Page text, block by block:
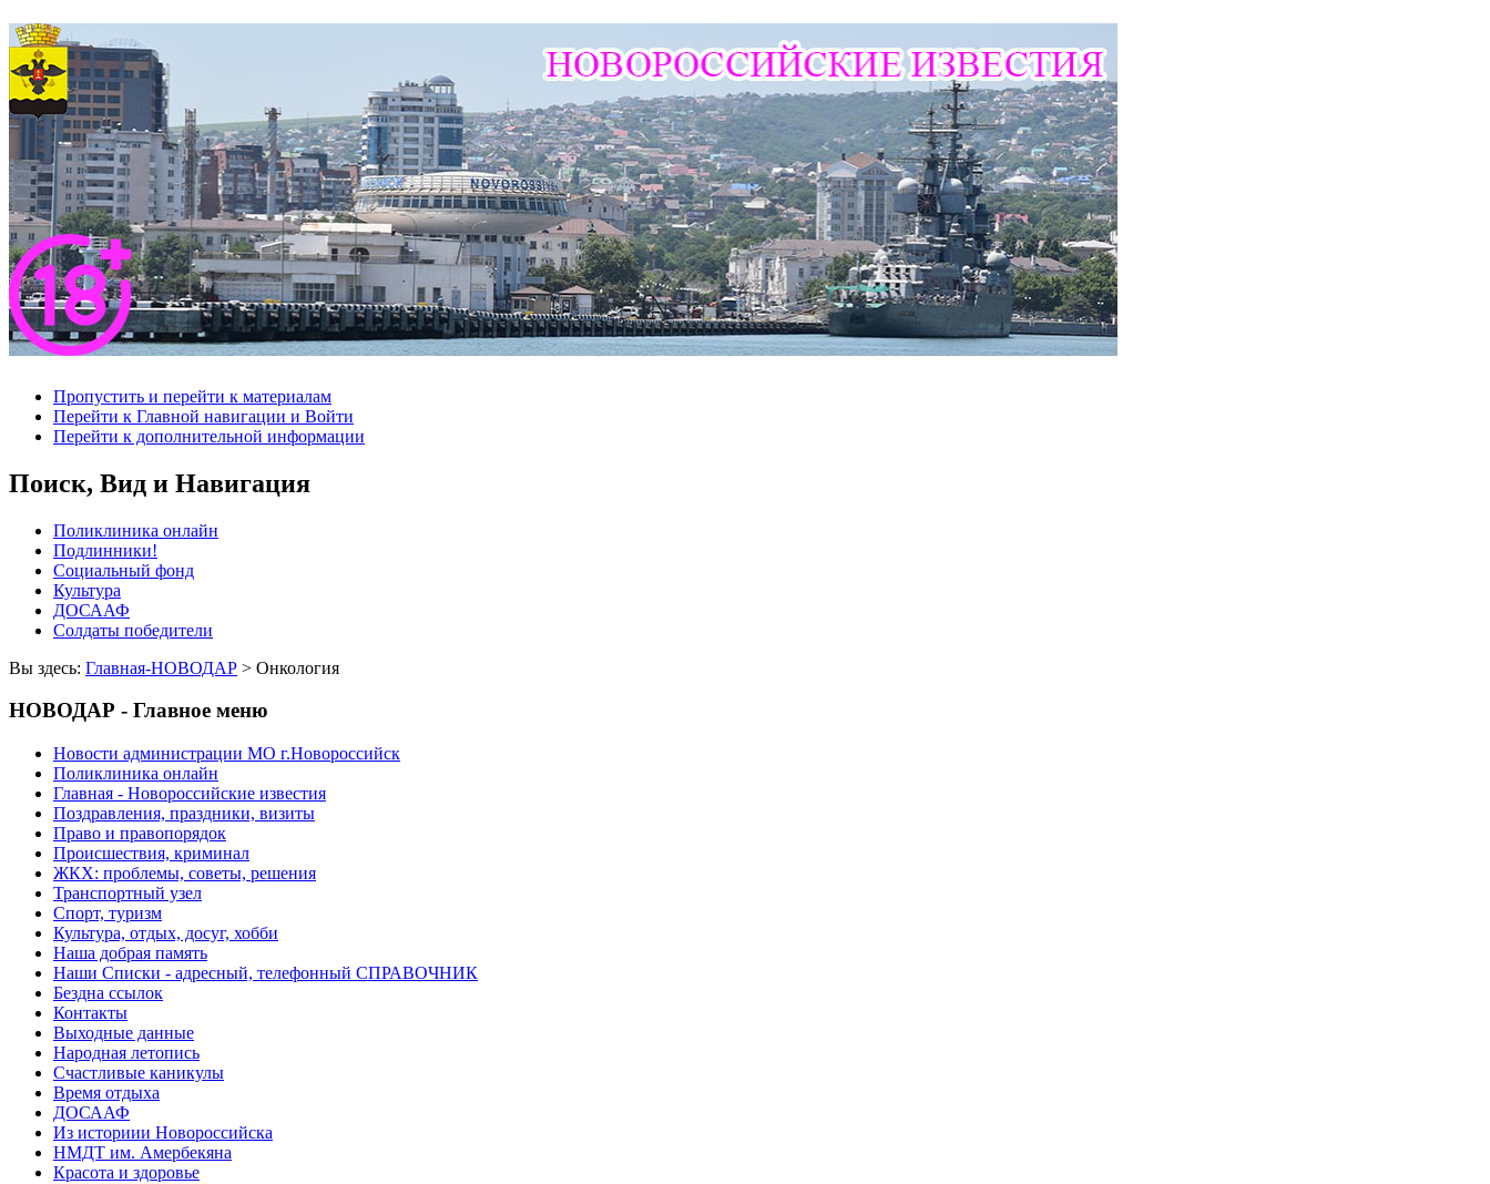
Пропустить и перейти к материалам
Перейти к Главной навигации и Войти
Перейти к дополнительной информации
Поиск, Вид и Навигация
Поликлиника онлайн
Подлинники!
Социальный фонд
Культура
ДОСААФ
Солдаты победители
Вы здесь: Главная-НОВОДАР > Онкология
НОВОДАР - Главное меню
Новости администрации МО г.Новороссийск
Поликлиника онлайн
Главная - Новороссийские известия
Поздравления, праздники, визиты
Право и правопорядок
Происшествия, криминал
ЖКХ: проблемы, советы, решения
Транспортный узел
Спорт, туризм
Культура, отдых, досуг, хобби
Наша добрая память
Наши Списки - адресный, телефонный СПРАВОЧНИК
Бездна ссылок
Контакты
Выходные данные
Народная летопись
Счастливые каникулы
Время отдыха
ДОСААФ
Из историии Новороссийска
НМДТ им. Амербекяна
Красота и здоровье